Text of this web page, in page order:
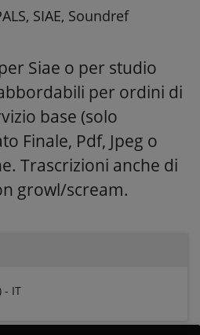
SIAE, Soundref
Siae o per studio
per ordini di
base (solo
Finale, Pdf, Jpeg o
Trascrizioni anche di
growl/scream.
- IT